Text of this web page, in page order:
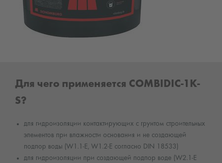
Для чего применяется COMBIDIC-1K-
S?
для гидроизоляции контактирующих с грунтом строительных
элементов при влажности основания и не создающей
подпор воды (W1.1-E, W1.2-E согласно DIN 18533)
для гидроизоляции при создающей подпор воде (W2.1-E